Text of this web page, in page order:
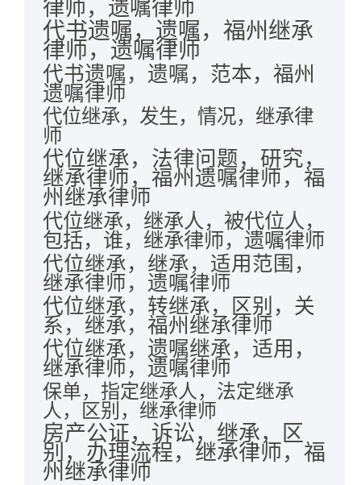
律师，遗嘱律师
代书遗嘱，遗嘱，福州继承
律师，遗嘱律师
代书遗嘱，遗嘱，范本，福州
遗嘱律师
代位继承，发生，情况，继承律
师
代位继承，法律问题，研究，
继承律师，福州遗嘱律师，福
州继承律师
代位继承，继承人，被代位人，
包括，谁，继承律师，遗嘱律师
代位继承，继承，适用范围，
继承律师，遗嘱律师
代位继承，转继承，区别，关
系，继承，福州继承律师
代位继承，遗嘱继承，适用，
继承律师，遗嘱律师
保单，指定继承人，法定继承
人，区别，继承律师
房产公证，诉讼，继承，区
别，办理流程，继承律师，福
州继承律师